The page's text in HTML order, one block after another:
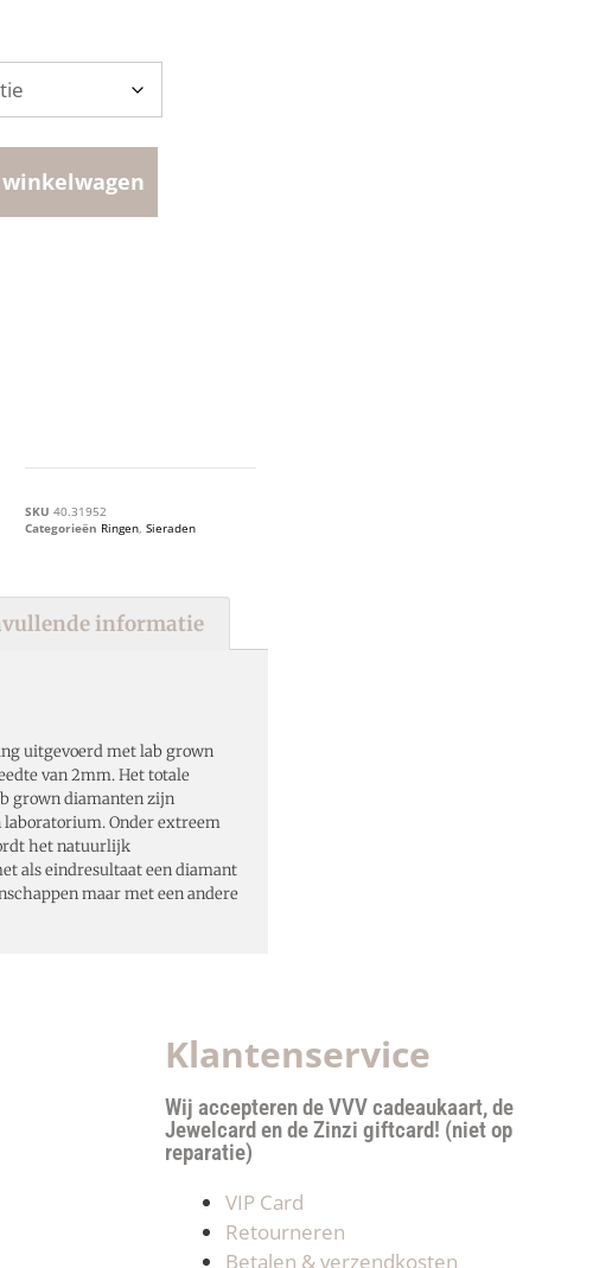
SKU 40.31952
Categorieën Ringen, Sieraden
informatie
uitgevoerd met lab grown
van 2mm. Het totale
grown diamanten zijn
laboratorium. Onder extreem
het natuurlijk
als eindresultaat een diamant
maar met een andere
Klantenservice
Wij accepteren de VVV cadeaukaart, de
Jewelcard en de Zinzi giftcard! (niet op
reparatie)
VIP Card
Retourneren
Betalen & verzendkosten